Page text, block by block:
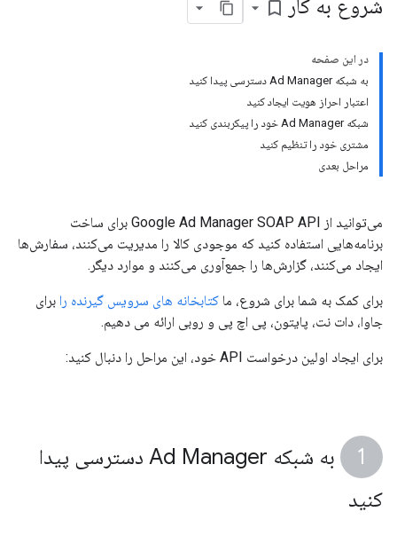
شروع به کار bookmark_border
در این صفحه
به شبکه Ad Manager دسترسی پیدا کنید
اعتبار احراز هویت ایجاد کنید
شبکه Ad Manager خود را پیکربندی کنید
مشتری خود را تنظیم کنید
مراحل بعدی
می‌توانید از Google Ad Manager SOAP API برای ساخت
برنامه‌هایی استفاده کنید که موجودی کالا را مدیریت می‌کنند، سفارش‌ها
ایجاد می‌کنند، گزارش‌ها را جمع‌آوری می‌کنند و موارد دیگر.
برای کمک به شما برای شروع، ما کتابخانه های سرویس گیرنده را برای
جاوا، دات نت، پایتون، پی اچ پی و روبی ارائه می دهیم.
برای ایجاد اولین درخواست API خود، این مراحل را دنبال کنید:
به شبکه Ad Manager دسترسی پیدا
کنید